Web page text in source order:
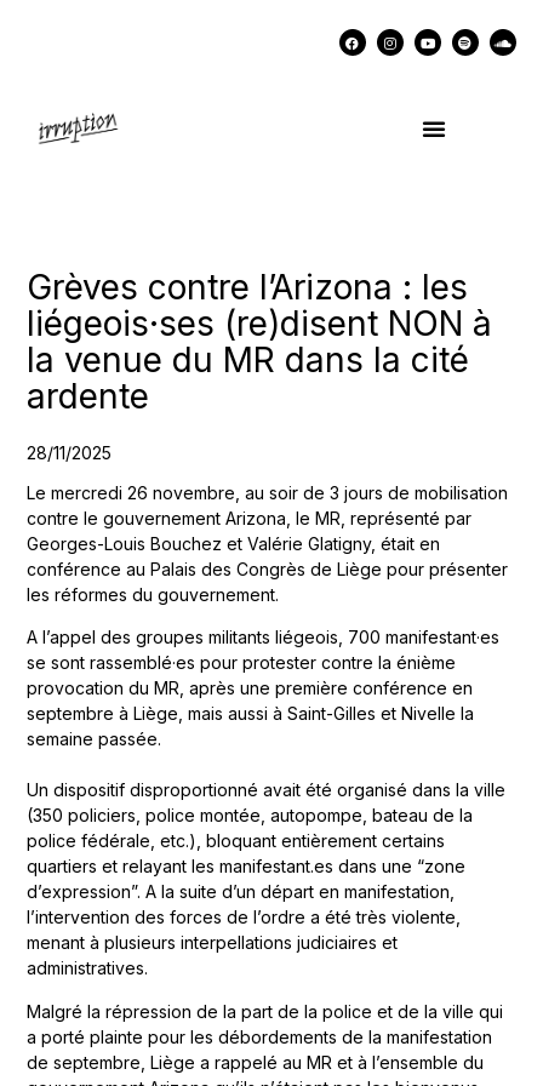
Grèves contre l’Arizona : les
liégeois·ses (re)disent NON à
la venue du MR dans la cité
ardente
28/11/2025
Le mercredi 26 novembre, au soir de 3 jours de mobilisation
contre le gouvernement Arizona, le MR, représenté par
Georges-Louis Bouchez et Valérie Glatigny, était en
conférence au Palais des Congrès de Liège pour présenter
les réformes du gouvernement.
A l’appel des groupes militants liégeois, 700 manifestant·es
se sont rassemblé·es pour protester contre la énième
provocation du MR, après une première conférence en
septembre à Liège, mais aussi à Saint-Gilles et Nivelle la
semaine passée.
Un dispositif disproportionné avait été organisé dans la ville
(350 policiers, police montée, autopompe, bateau de la
police fédérale, etc.), bloquant entièrement certains
quartiers et relayant les manifestant.es dans une “zone
d’expression”. A la suite d’un départ en manifestation,
l’intervention des forces de l’ordre a été très violente,
menant à plusieurs interpellations judiciaires et
administratives.
Malgré la répression de la part de la police et de la ville qui
a porté plainte pour les débordements de la manifestation
de septembre, Liège a rappelé au MR et à l’ensemble du